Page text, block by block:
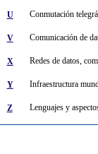
U Conmutación
V Comunicación de
X Redes de datos,
Y Infraestructura
Z Lenguajes y